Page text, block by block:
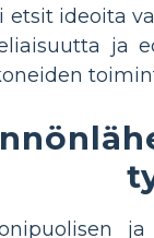
etsit ideoita
ja
ja